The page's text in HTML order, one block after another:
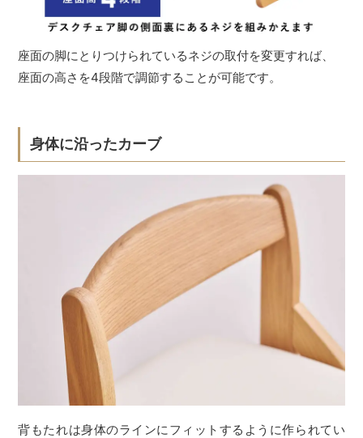
座面の脚にとりつけられているネジの取付を変更すれば、
座面の高さを4段階で調節することが可能です。
身体に沿ったカーブ
背もたれは身体のラインにフィットするように作られてい